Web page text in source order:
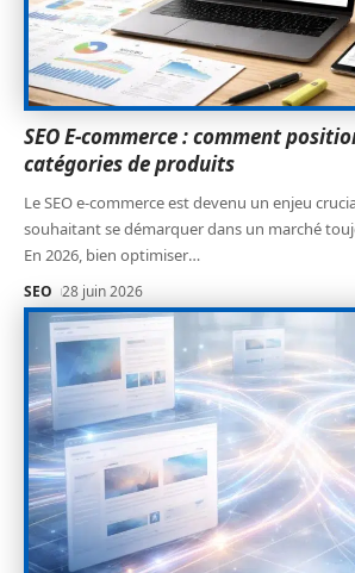
SEO E-commerce : comment
catégories de produits
Le SEO e-commerce est devenu un enjeu
souhaitant se démarquer dans un marché
En 2026, bien optimiser…
SEO 28 juin 2026